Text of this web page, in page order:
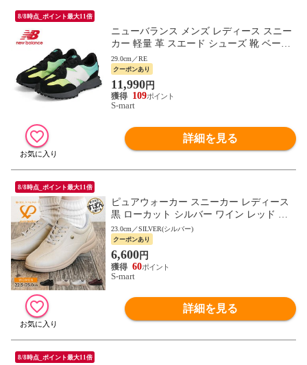
8/8時点_ポイント最大11倍
ニューバランス メンズ レディース スニー
カー 軽量 革 スエード シューズ 靴 ベージ
ュ ブラック マルチカラー new balance MS3
27
29.0cm／RE
クーポンあり
11,990円
109
S-mart
詳細を見る
8/8時点_ポイント最大11倍
ピュアウォーカー スニーカー レディース
黒 ローカット シルバー ワイン レッド ベ
ージュ 白 ホワイト 1800 pure walker
23.0cm／SILVER(シルバー)
クーポンあり
6,600円
60
S-mart
詳細を見る
8/8時点_ポイント最大11倍